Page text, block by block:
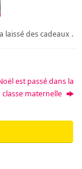
laissé des cadeaux .
est passé dans la
classe maternelle